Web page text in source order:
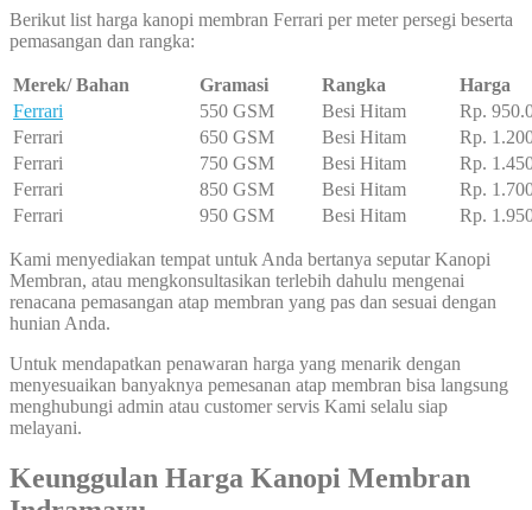
Berikut list harga kanopi membran Ferrari per meter persegi beserta
pemasangan dan rangka:
Merek/ Bahan Gramasi Rangka
Harga
Ferrari
550 GSM Besi Hitam
Rp.
Ferrari
650 GSM Besi Hitam
Rp.
Ferrari
750 GSM Besi Hitam
Rp.
Ferrari
850 GSM Besi Hitam
Rp.
Ferrari
950 GSM Besi Hitam Rp.
Kami menyediakan tempat untuk Anda bertanya seputar Kanopi
Membran, atau mengkonsultasikan terlebih dahulu mengenai
renacana pemasangan atap membran yang pas dan sesuai dengan
hunian Anda.
Untuk mendapatkan penawaran harga yang menarik dengan
menyesuaikan banyaknya pemesanan atap membran bisa langsung
menghubungi admin atau customer servis Kami selalu siap
melayani.
Keunggulan Harga Kanopi Membran